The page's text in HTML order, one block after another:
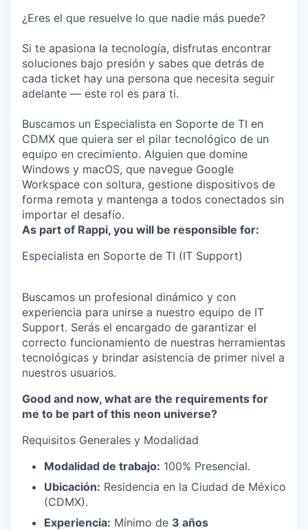
¿Eres el que resuelve lo que nadie más puede?
Si te apasiona la tecnología, disfrutas encontrar
soluciones bajo presión y sabes que detrás de
cada ticket hay una persona que necesita seguir
adelante — este rol es para ti.
Buscamos un Especialista en Soporte de TI en
CDMX que quiera ser el pilar tecnológico de un
equipo en crecimiento. Alguien que domine
Windows y macOS, que navegue Google
Workspace con soltura, gestione dispositivos de
forma remota y mantenga a todos conectados sin
importar el desafío.
As part of Rappi, you will be responsible for:
Especialista en Soporte de TI (IT Support)
Buscamos un profesional dinámico y con
experiencia para unirse a nuestro equipo de IT
Support. Serás el encargado de garantizar el
correcto funcionamiento de nuestras herramientas
tecnológicas y brindar asistencia de primer nivel a
nuestros usuarios.
Good and now, what are the requirements for
me to be part of this neon universe?
Requisitos Generales y Modalidad
Modalidad de trabajo: 100% Presencial.
Ubicación: Residencia en la Ciudad de México
(CDMX).
Experiencia: Mínimo de 3 años